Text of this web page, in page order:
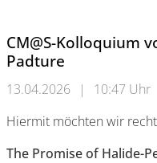
CM@S-Kolloquium
Padture
13.04.2026 |
10:47 Uhr
Hiermit möchten wir
The Promise of Halide-